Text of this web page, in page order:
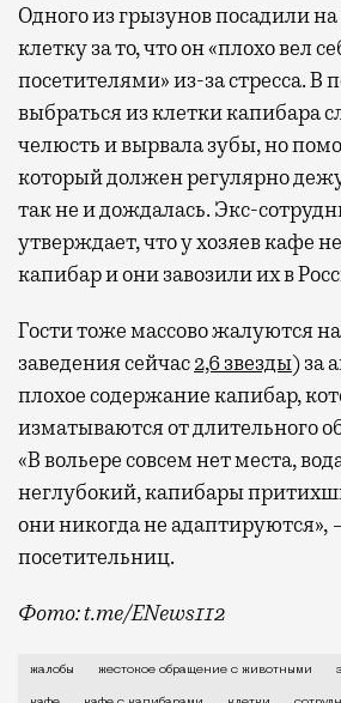
Одного из грызунов посадили
клетку за то, что он «плохо вел
посетителями» из-за стресса. В
выбраться из клетки капибара
челюсть и вырвала зубы, но
который должен регулярно
так не и дождалась. Экс-
утверждает, что у хозяев кафе
капибар и они завозили их в
Гости тоже массово жалуются
заведения сейчас2,6 звезды) за
плохое содержание капибар,
изматываются от длительного
«В вольере совсем нет места,
неглубокий, капибары
они никогда не адаптируются»,
посетительниц.
Фото: t.me/ENews112
С момента открытия нового
жалобы жестокое обращение с животными